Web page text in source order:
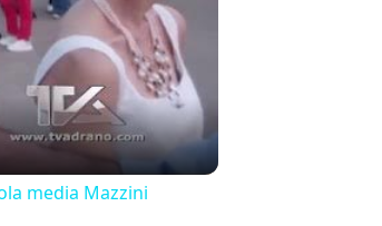
media Mazzini